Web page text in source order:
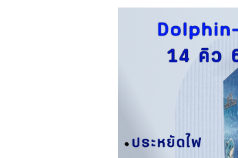
แจ้งชำระเงิน